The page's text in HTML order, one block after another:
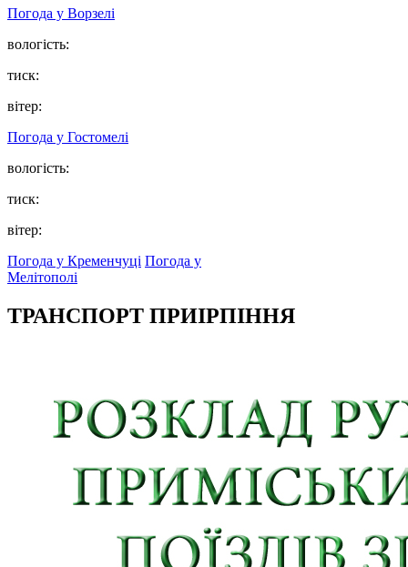
Погода у Ворзелі
вологість:
тиск:
вітер:
Погода у Гостомелі
вологість:
тиск:
вітер:
Погода у Кременчуці Погода у
Мелітополі
ТРАНСПОРТ ПРИІРПІННЯ